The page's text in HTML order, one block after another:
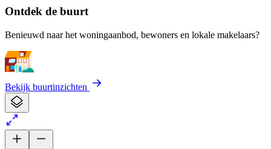
Ontdek de buurt
Benieuwd naar het woningaanbod, bewoners en lokale makelaars?
Bekijk buurtinzichten